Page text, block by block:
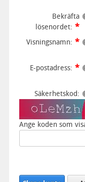
Bekräfta
lösenordet:
Visningsnamn:
E-postadress:
Säkerhetskod:
Ange koden som